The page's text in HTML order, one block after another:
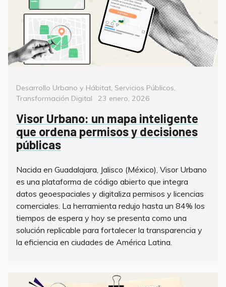
Categorías
Desarrollo Urbano y Hábitat, Servicios Públicos,
Transformación Digital
Posted
23 enero, 2026
Visor Urbano: un mapa inteligente
que ordena permisos y decisiones
públicas
Nacida en Guadalajara, Jalisco (México), Visor Urbano
es una plataforma de código abierto que integra
datos geoespaciales y digitaliza permisos y licencias
comerciales. La herramienta redujo hasta un 84% los
tiempos de espera y hoy se presenta como una
solución replicable para fortalecer la transparencia y
la eficiencia en ciudades de América Latina.